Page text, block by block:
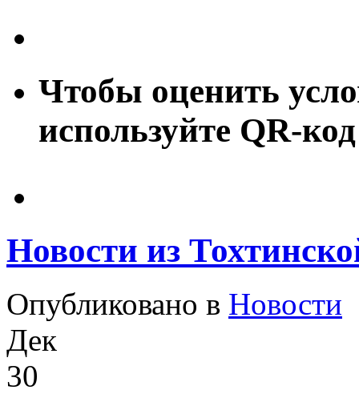
Чтобы оценить
используйте QR-код
Новости из
Опубликовано в Новости
Дек
30